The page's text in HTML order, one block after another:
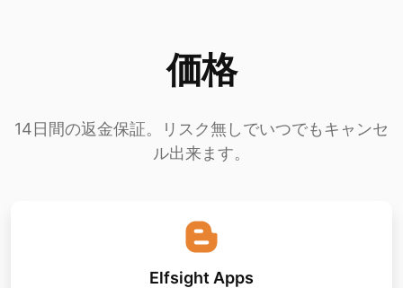
価格
14日間の返金保証。リスク無しでいつでもキャンセ
ル出来ます。
Elfsight Apps